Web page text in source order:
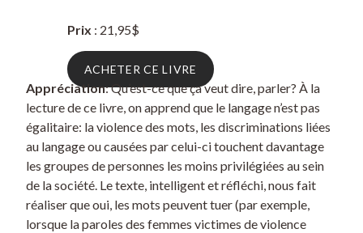
Prix : 21,95$
ACHETER CE LIVRE
Appréciation: Qu’est-ce que ça veut dire, parler? À la
lecture de ce livre, on apprend que le langage n’est pas
égalitaire: la violence des mots, les discriminations liées
au langage ou causées par celui-ci touchent davantage
les groupes de personnes les moins privilégiées au sein
de la société. Le texte, intelligent et réfléchi, nous fait
réaliser que oui, les mots peuvent tuer (par exemple,
lorsque la paroles des femmes victimes de violence